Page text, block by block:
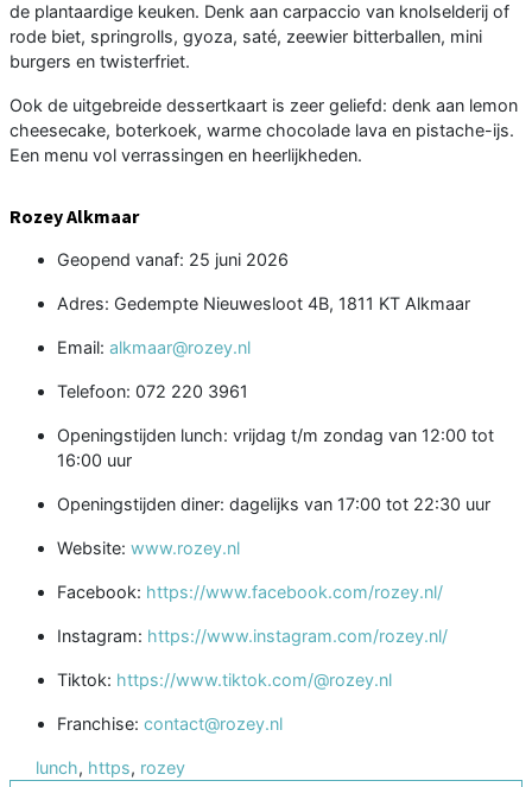
de plantaardige keuken. Denk aan carpaccio van knolselderij of
rode biet, springrolls, gyoza, saté, zeewier bitterballen, mini
burgers en twisterfriet.
Ook de uitgebreide dessertkaart is zeer geliefd: denk aan lemon
cheesecake, boterkoek, warme chocolade lava en pistache-ijs.
Een menu vol verrassingen en heerlijkheden.
Rozey Alkmaar
Geopend vanaf: 25 juni 2026
Adres: Gedempte Nieuwesloot 4B, 1811 KT Alkmaar
Email: alkmaar@rozey.nl
Telefoon: 072 220 3961
Openingstijden lunch: vrijdag t/m zondag van 12:00 tot
16:00 uur
Openingstijden diner: dagelijks van 17:00 tot 22:30 uur
Website: www.rozey.nl
Facebook: https://www.facebook.com/rozey.nl/
Instagram: https://www.instagram.com/rozey.nl/
Tiktok: https://www.tiktok.com/@rozey.nl
Franchise: contact@rozey.nl
lunch, https, rozey